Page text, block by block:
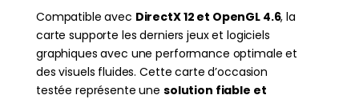
Compatible avec DirectX 12 et OpenGL 4.6, la
carte supporte les derniers jeux et logiciels
graphiques avec une performance optimale et
des visuels fluides. Cette carte d’occasion
testée représente une solution fiable et